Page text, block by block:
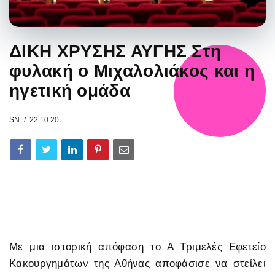
ΔΙΚΗ ΧΡΥΣΗΣ ΑΥΓΗΣ Στη
φυλακή ο Μιχαλολιάκος και η
ηγετική ομάδα
SN 22.10.20
Με μια ιστορική απόφαση το Α Τριμελές Εφετείο
Κακουργημάτων της Αθήνας αποφάσισε να στείλει